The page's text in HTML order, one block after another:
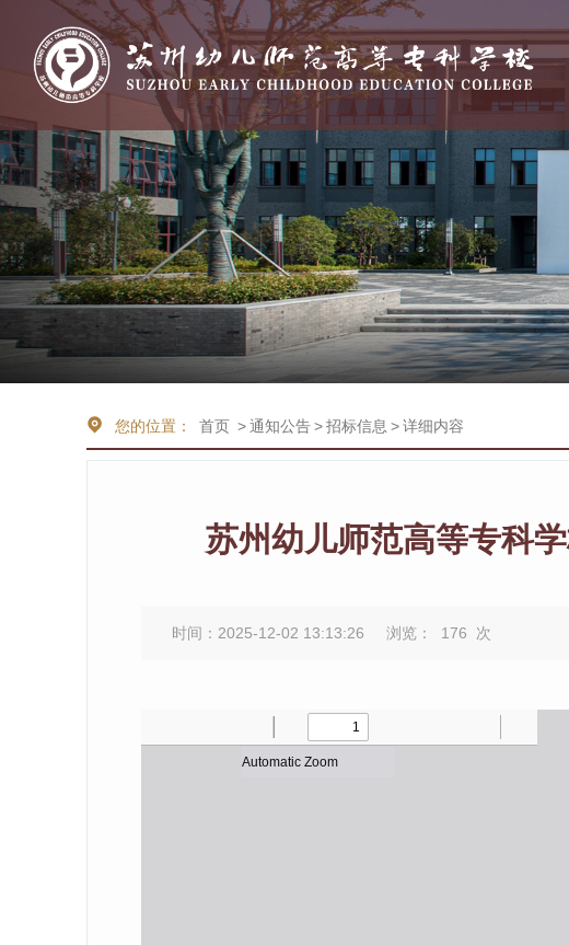
您的位置： 首页 >通知公告 > 招标信息 > 详细内容
苏州幼儿师范高等专科
时间：2025-12-02 13:13:26 浏览： 176 次